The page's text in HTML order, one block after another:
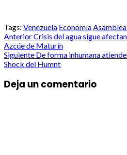
Tags: Venezuela Economía
Post
navigation
AnteriorCrisis del agua sigue
Azcúe de Maturín
Siguiente De forma inhumana
Shock del Humnt
Deja un comentario